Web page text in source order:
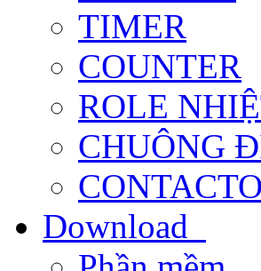
TIMER
COUNTER
ROLE
CHUÔNG
Download